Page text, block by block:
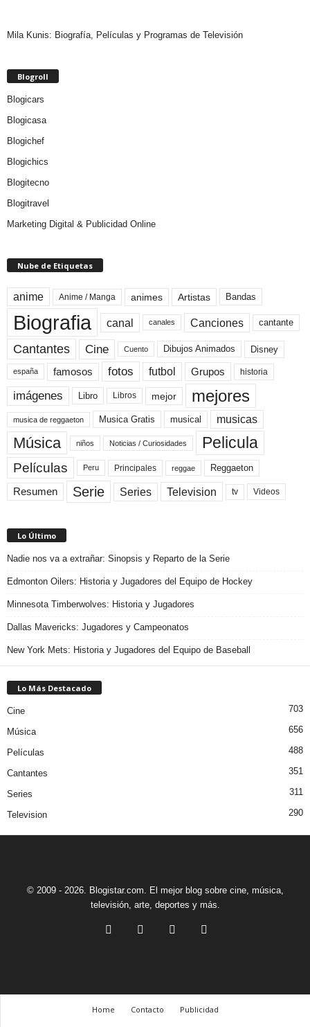
Mila Kunis: Biografía, Películas y Programas de Televisión
Blogroll
Blogicars
Blogicasa
Blogichef
Blogichics
Blogitecno
Blogitravel
Marketing Digital & Publicidad Online
Nube de Etiquetas
anime Anime / Manga animes Artistas Bandas
Biografia canal canales Canciones cantante
Cantantes Cine Cuento Dibujos Animados Disney
españa famosos fotos futbol Grupos historia
imágenes Libro Libros mejor mejores
musica de reggaeton Musica Gratis musical musicas
Música niños Noticias / Curiosidades Pelicula
Películas Peru Principales reggae Reggaeton
Resumen Serie Series Television tv Videos
Lo Último
Nadie nos va a extrañar: Sinopsis y Reparto de la Serie
Edmonton Oilers: Historia y Jugadores del Equipo de Hockey
Minnesota Timberwolves: Historia y Jugadores
Dallas Mavericks: Jugadores y Campeonatos
New York Mets: Historia y Jugadores del Equipo de Baseball
Lo Más Destacado
Cine 703
Música 656
Películas 488
Cantantes 351
Series 311
Television 290
© 2009 - 2026. Blogistar.com. El mejor blog sobre cine, música,
televisión, arte, deportes y más.
Home Contacto Publicidad